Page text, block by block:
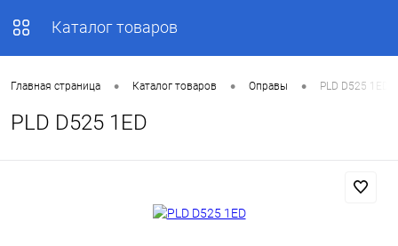
Каталог товаров
Главная страница • Каталог товаров • Оправы • PLD D525 1ED
PLD D525 1ED